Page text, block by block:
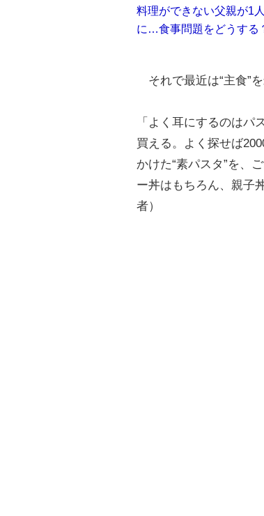
料理ができない父親が1
に…食事問題をどうする
それで最近は“主食”
「よく耳にするのは
買える。よく探せば
かけた“素パスタ”を、
ー丼はもちろん、親子
者）